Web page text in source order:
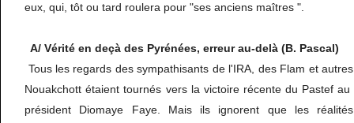
eux, qui, tôt ou tard roulera pour "ses anciens maîtres ".
A/ Vérité en deçà des Pyrénées, erreur au-delà (B. Pascal)
Tous les regards des sympathisants de l'IRA, des Flam et
Nouakchott étaient tournés vers la victoire récente du Pastef
président Diomaye Faye. Mais ils ignorent que les